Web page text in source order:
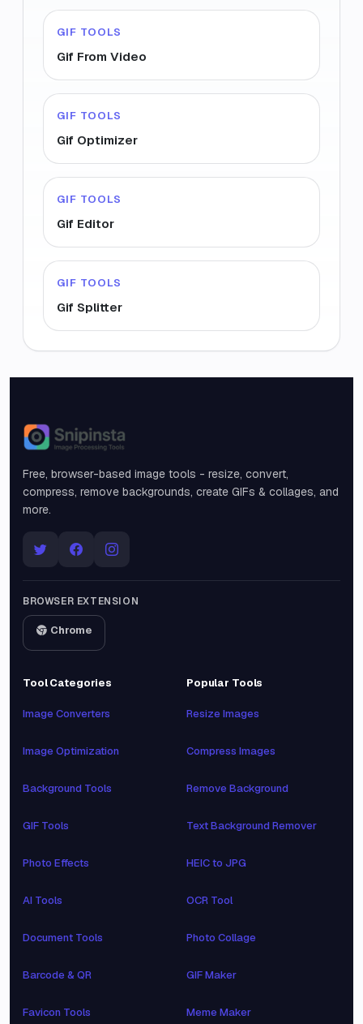
GIF TOOLS
Gif From Video
GIF TOOLS
Gif Optimizer
GIF TOOLS
Gif Editor
GIF TOOLS
Gif Splitter
Snipinsta
Free, browser-based image tools - resize, convert,
compress, remove backgrounds, create GIFs & collages, and
more.
BROWSER EXTENSION
Chrome
Tool Categories
Image Converters
Image Optimization
Background Tools
GIF Tools
Photo Effects
AI Tools
Document Tools
Barcode & QR
Favicon Tools
Popular Tools
Resize Images
Compress Images
Remove Background
Text Background Remover
HEIC to JPG
OCR Tool
Photo Collage
GIF Maker
Meme Maker